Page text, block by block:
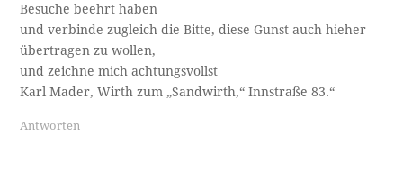
Besuche beehrt haben
und verbinde zugleich die Bitte, diese Gunst auch hieher
übertragen zu wollen,
und zeichne mich achtungsvollst
Karl Mader, Wirth zum „Sandwirth,“ Innstraße 83.“
Antworten